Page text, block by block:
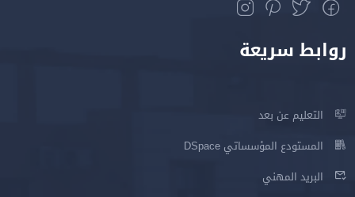
روابط سريعة
التعليم عن بعد
المستودع المؤسساتي DSpace
البريد المهني